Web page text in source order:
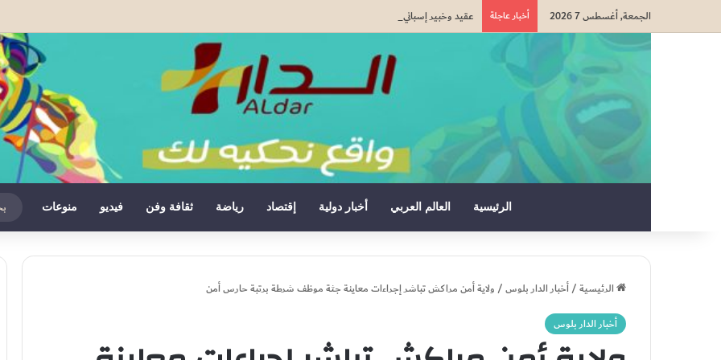
الجمعة, أغسطس 7 2026 أخبار عاجلة عقيد وخبير إسباني: المغرب كسب أقوى حلفائه… وسبتة ومليلية أصبحتا عبئاً على إسبانيا
الرئيسية العالم العربي أخبار دولية إقتصاد رياضة ثقافة وفن فيديو منوعات
الرئيسية/أخبار الدار بلوس/ولاية أمن مراكش تباشر إجراءات معاينة جثة موظف شرطة برتبة حارس أمن
أخبار الدار بلوس